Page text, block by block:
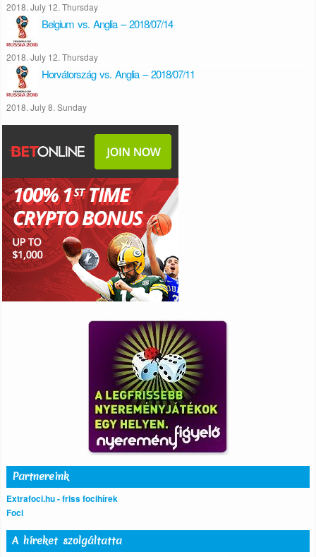
2018. July 12. Thursday
Belgium vs. Anglia – 2018/07/14
2018. July 12. Thursday
Horvátország vs. Anglia – 2018/07/11
2018. July 8. Sunday
Partnereink
Extrafoci.hu - friss focihírek
Foci
A híreket szolgáltatta